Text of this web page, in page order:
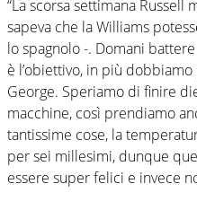
“La scorsa settimana Russell
sapeva che la Williams
lo spagnolo -. Domani
è l’obiettivo, in più
George. Speriamo di finire
macchine, così prendiamo
tantissime cose, la
per sei millesimi, dunque
essere super felici e invece